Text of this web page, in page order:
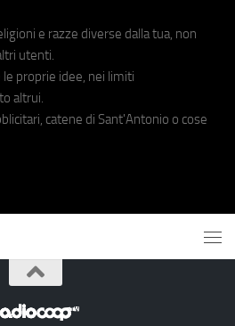
e razze diverse dalla tua, non
utenti.
proprie idee, nei limiti
altrui.
catene di Sant'Antonio o cose